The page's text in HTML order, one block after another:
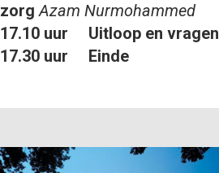
zorgAzam Nurmohammed
17.10 uur
Uitloop en vragen
17.30 uur
Einde